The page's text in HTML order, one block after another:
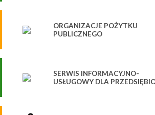
ORGANIZACJE POŻYTKU
PUBLICZNEGO
SERWIS INFORMACYJNO-
USŁUGOWY DLA